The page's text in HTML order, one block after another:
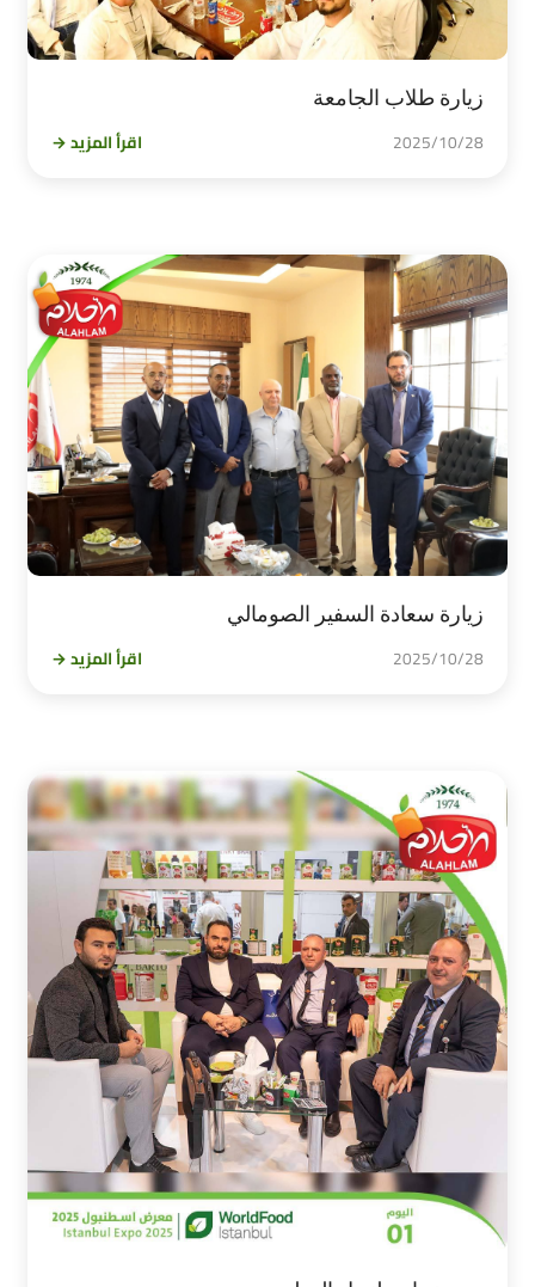
زيارة طلاب الجامعة
2025/10/28 اقرأ المزيد →
زيارة سعادة السفير الصومالي
2025/10/28 اقرأ المزيد →